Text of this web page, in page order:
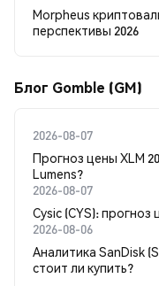
Morpheus
перспективы 2026
Блог Gomble (GM)
2026-08-07
Прогноз цены XLM
Lumens?
2026-08-07
Cysic (CYS):
2026-08-06
Аналитика SanDisk
стоит ли купить?